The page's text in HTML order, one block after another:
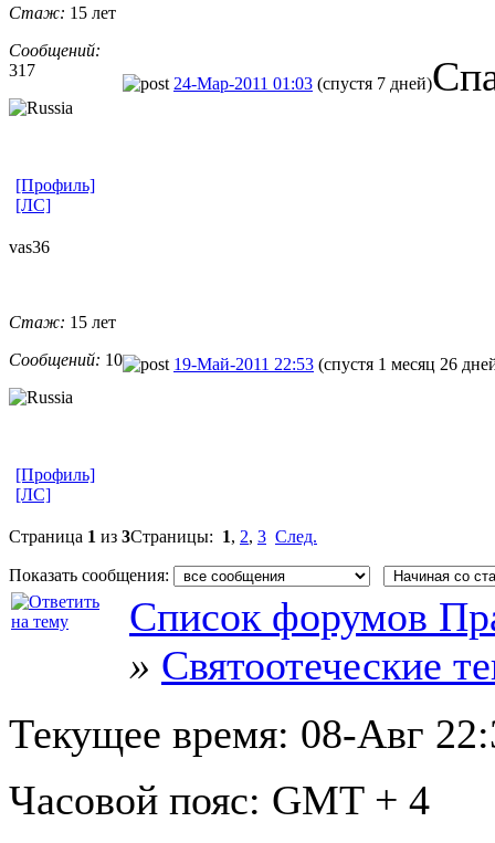
Стаж: 15 лет
Сообщений:
317
24-Мар-2011 01:03 (спустя 7 дней)
[Профиль]
[ЛС]
vas36
Стаж: 15 лет
Сообщений: 10 19-Май-2011 22:53 (спустя 1 месяц 26
[Профиль]
[ЛС]
Страница 1 из 3Страницы: 1, 2, 3 След.
Показать сообщения:
Список форумов
» Святоотеческие
Текущее время: 08-Авг
Часовой пояс: GMT + 4